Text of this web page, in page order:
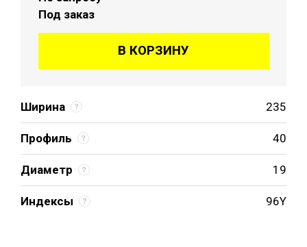
Ширина 235
Профиль 40
Диаметр 19
Индексы 96Y
Под заказ
В КОРЗИНУ